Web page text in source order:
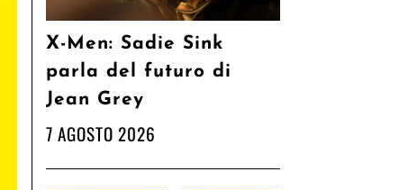
X-Men: Sadie Sink
parla del futuro di
Jean Grey
7 AGOSTO 2026